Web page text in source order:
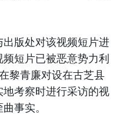
版处对该视频短片进
短片已被恶意势力利
黎青廉对设在古芝县
考察时进行采访的视
事实。